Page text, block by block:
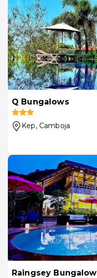
Q Bungalows
Kep, Camboja
Raingsey Bungalow